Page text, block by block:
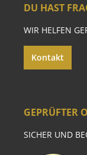
DU HAST
WIR HELFEN
Kontakt
GEPRÜFTER
SICHER UND